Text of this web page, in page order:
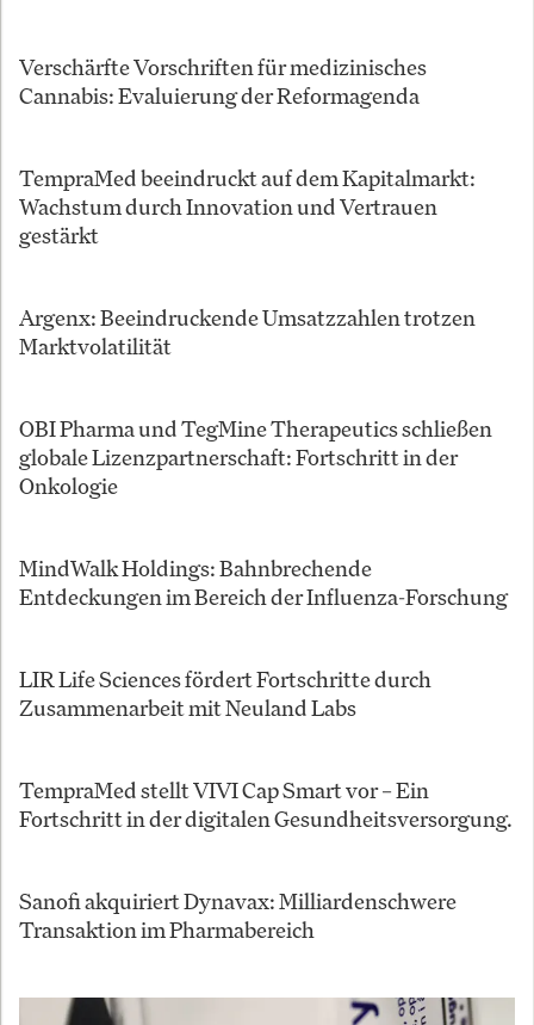
Verschärfte Vorschriften für medizinisches
Cannabis: Evaluierung der Reformagenda
TempraMed beeindruckt auf dem Kapitalmarkt:
Wachstum durch Innovation und Vertrauen
gestärkt
Argenx: Beeindruckende Umsatzzahlen trotzen
Marktvolatilität
OBI Pharma und TegMine Therapeutics schließen
globale Lizenzpartnerschaft: Fortschritt in der
Onkologie
MindWalk Holdings: Bahnbrechende
Entdeckungen im Bereich der Influenza-Forschung
LIR Life Sciences fördert Fortschritte durch
Zusammenarbeit mit Neuland Labs
TempraMed stellt VIVI Cap Smart vor – Ein
Fortschritt in der digitalen Gesundheitsversorgung.
Sanofi akquiriert Dynavax: Milliardenschwere
Transaktion im Pharmabereich